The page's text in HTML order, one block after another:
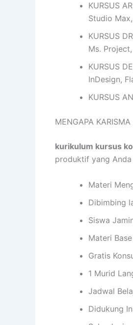
KURSUS
Studio
KURSUS
Ms.
KURSUS
InDesign,
KURSUS
MENGAPA
kurikulum kursus
produktif yang Anda
Materi
Dibimbing
Siswa
Materi
Gratis
1 Murid
Jadwal
Didukung